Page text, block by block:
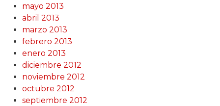
mayo 2013
abril 2013
marzo 2013
febrero 2013
enero 2013
diciembre 2012
noviembre 2012
octubre 2012
septiembre 2012